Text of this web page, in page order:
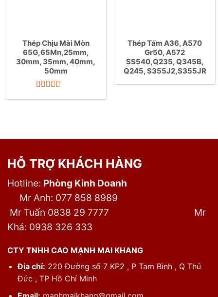
Thép Chịu Mài Mòn
65G,65Mn,25mm,
30mm, 35mm, 40mm,
50mm
Thép Tấm A36, A570
Gr50, A572
SS540,Q235, Q345B,
Q245, S355J2,S355JR
HỖ TRỢ KHÁCH HÀNG
Hotline: Phòng Kinh Doanh
Mr Anh: 077 858 8989
Mr Tuấn 0838 29 7777 Mr
Khá: 0938 326 333
CTY TNHH CAO MẠNH MAI KHANG
Địa chỉ: 220 Đường số 7 KP2 , P Tam Bình , Q Thủ
Đức , TP Hồ Chí Minh